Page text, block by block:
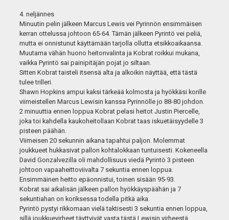
4. neljännes
Minuutin pelin jälkeen Marcus Lewis vei Pyrinnön ensimmäisen
kerran ottelussa johtoon 65-64. Tämän jälkeen Pyrintö vei peliä,
mutta ei onnistunut käyttämään tarjolla ollutta etsikkoaikaansa.
Muutama vähän huono heitonvalinta ja Kobrat roikkui mukana,
vaikka Pyrintö sai painipitäjän pojat jo siltaan.
Sitten Kobrat taisteli itsensä alta ja alkoikin näyttää, että tästä
tulee trilleri.
Shawn Hopkins ampui kaksi tärkeää kolmosta ja hyökkäsi korille
viimeistellen Marcus Lewisin kanssa Pyrinnölle jo 88-80 johdon.
2 minuuttia ennen loppua Kobrat pelasi heitot Justin Piercelle,
joka toi kahdella kaukoheitollaan Kobrat taas iskuetäisyydelle 3
pisteen päähän.
Viimeisen 20 sekunnin aikana tapahtui paljon. Molemmat
joukkueet hukkasivat pallon kohtalokkaan tuntuisesti. Kokeneella
David Gonzalvezilla oli mahdollisuus viedä Pyrintö 3 pisteen
johtoon vapaaheittoviivalta 7 sekuntia ennen loppua.
Ensimmäinen heitto epäonnistui, toinen sisään 95-93.
Kobrat sai aikalisän jälkeen pallon hyökkäyspäähän ja 7
sekuntiahan on koriksessa todella pitkä aika.
Pyrintö pystyi rikkomaan vielä taktisesti 3 sekuntia ennen loppua,
sillä joukkuevirheet täyttyivät vasta tästä Lewisin virheestä.